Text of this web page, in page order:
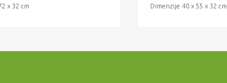
x 32 cm Dimenzije 40 x 55 x 32 cm